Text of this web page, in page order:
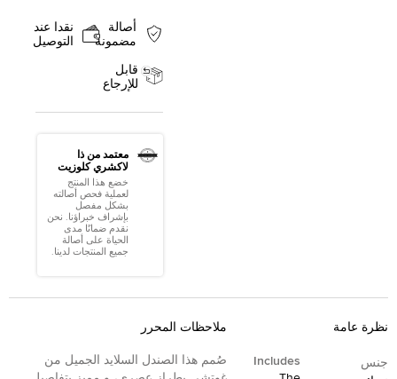
أصالة
مضمونة
نقدا عند
التوصيل
قابل
للإرجاع
معتمد من ذا
لاكشري كلوزيت
خضع هذا المنتج
لعملية فحص أصالته
بشكل مفصل
بإشراف خبراؤنا. نحن
نقدم ضمانًا مدى
الحياة على أصالة
جميع المنتجات لدينا.
نظرة عامة
جنس
Includes
ملاحظات المحرر
صُمم هذا الصندل السلايد الجميل من